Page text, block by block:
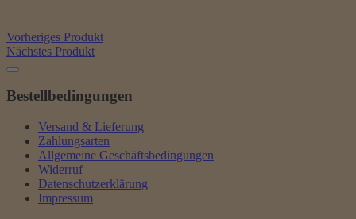
Vorheriges Produkt
Nächstes Produkt
Bestellbedingungen
Versand & Lieferung
Zahlungsarten
Allgemeine Geschäftsbedingungen
Widerruf
Datenschutzerklärung
Impressum